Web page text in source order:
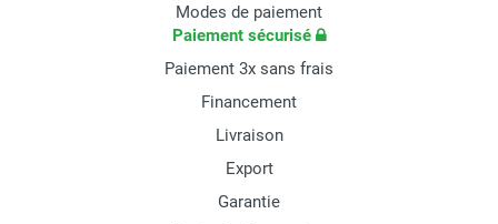
Modes de paiement
Paiement sécurisé
Paiement 3x sans frais
Financement
Livraison
Export
Garantie